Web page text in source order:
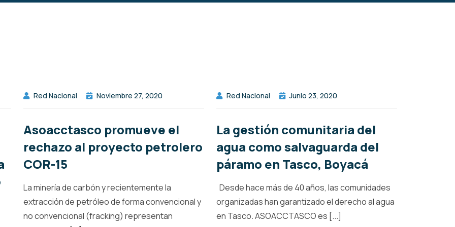
Red Nacional Noviembre 27, 2020
Asoacctasco promueve el
rechazo al proyecto petrolero
COR-15
La minería de carbón y recientemente la
extracción de petróleo de forma convencional y
no convencional (fracking) representan
Red Nacional Junio 23, 2020
La gestión comunitaria del
agua como salvaguarda del
páramo en Tasco, Boyacá
Desde hace más de 40 años, las comunidades
organizadas han garantizado el derecho al agua
en Tasco. ASOACCTASCO es [...]